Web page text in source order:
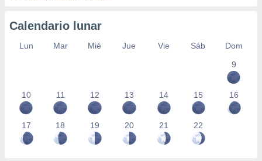
Calendario lunar
Lun Mar Mié Jue Vie Sáb
Dom
9
10 11 12 13 14 15 16
17 18 19 20 21 22